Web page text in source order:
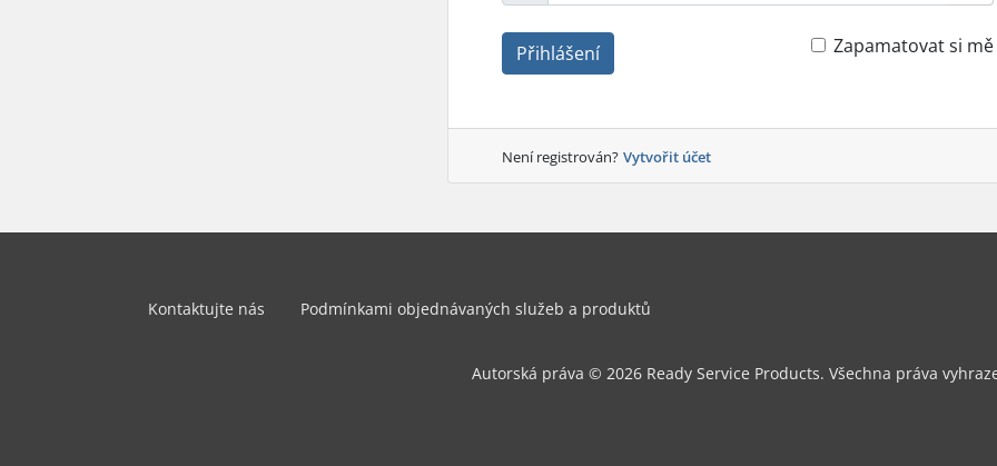
Přihlášení Zapamatovat si mě
Není registrován? Vytvořit účet
Kontaktujte nás Podmínkami objednávaných služeb a produktů
Autorská práva © 2026 Ready Service Products. Všechna práva